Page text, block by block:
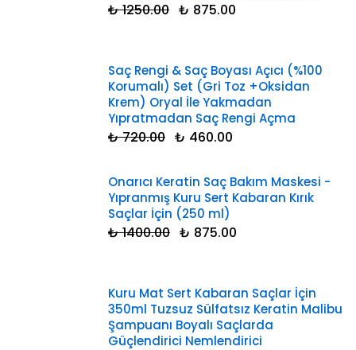
₺ 1250.00 ₺ 875.00
Saç Rengi & Saç Boyası Açıcı (%100
Korumalı) Set (Gri Toz +Oksidan
Krem) Oryal İle Yakmadan
Yıpratmadan Saç Rengi Açma
₺ 720.00 ₺ 460.00
Onarıcı Keratin Saç Bakım Maskesi -
Yıpranmış Kuru Sert Kabaran Kırık
Saçlar İçin (250 ml)
₺ 1400.00 ₺ 875.00
Kuru Mat Sert Kabaran Saçlar İçin
350ml Tuzsuz Sülfatsız Keratin Malibu
Şampuanı Boyalı Saçlarda
Güçlendirici Nemlendirici